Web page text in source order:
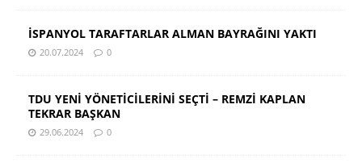
İSPANYOL TARAFTARLAR ALMAN BAYRAĞINI YAKTI
20.07.2024 0
TDU YENİ YÖNETİCİLERİNİ SEÇTİ – REMZİ KAPLAN
TEKRAR BAŞKAN
29.06.2024 0